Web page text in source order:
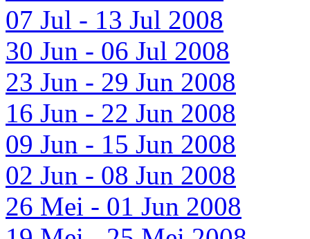
07 Jul - 13 Jul 2008
30 Jun - 06 Jul 2008
23 Jun - 29 Jun 2008
16 Jun - 22 Jun 2008
09 Jun - 15 Jun 2008
02 Jun - 08 Jun 2008
26 Mei - 01 Jun 2008